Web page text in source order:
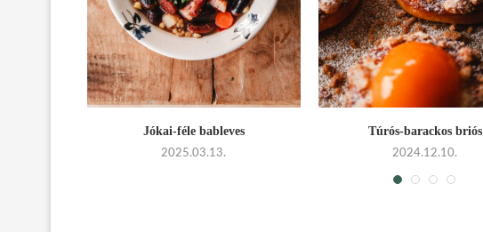
Jókai-féle bableves
2025.03.13.
Túrós-barackos briós
2024.12.10.